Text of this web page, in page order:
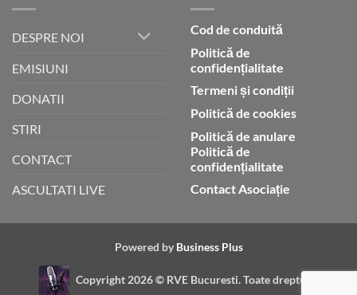
DESPRE NOI
EMISIUNI
DONATII
STIRI
CONTACT
ASCULTATI LIVE
Cod de conduită
Politică de
confidențialitate
Termeni și condiții
Politică de cookies
Politică de anulare
Politică de
confidențialitate
Contact Asociație
Powered by Business Plus
Copyright 2026 © RVE Bucuresti. Toate drepturile